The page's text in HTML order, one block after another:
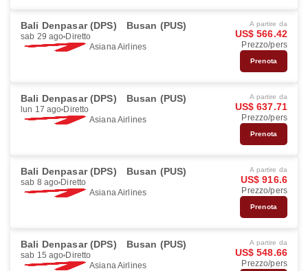
Bali Denpasar (DPS) Busan (PUS)
sab 29 ago Diretto
Asiana Airlines
A partire da
US$ 566.42
Prezzo/pers
Prenota
Bali Denpasar (DPS) Busan (PUS)
lun 17 ago Diretto
Asiana Airlines
A partire da
US$ 637.71
Prezzo/pers
Prenota
Bali Denpasar (DPS) Busan (PUS)
sab 8 ago Diretto
Asiana Airlines
A partire da
US$ 916.6
Prezzo/pers
Prenota
Bali Denpasar (DPS) Busan (PUS)
sab 15 ago Diretto
Asiana Airlines
A partire da
US$ 548.66
Prezzo/pers